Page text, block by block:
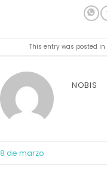
This entry was posted in
NOBIS
8 de marzo